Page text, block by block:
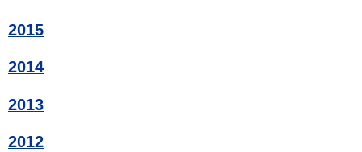
2015
2014
2013
2012